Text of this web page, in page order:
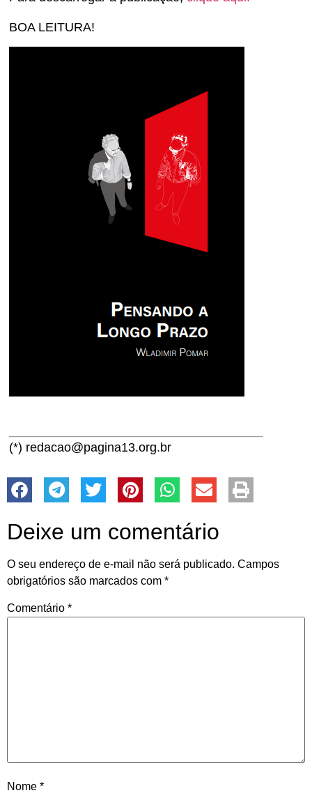
BOA LEITURA!
(*) redacao@pagina13.org.br
Deixe um comentário
O seu endereço de e-mail não será publicado. Campos
obrigatórios são marcados com *
Comentário *
Nome *